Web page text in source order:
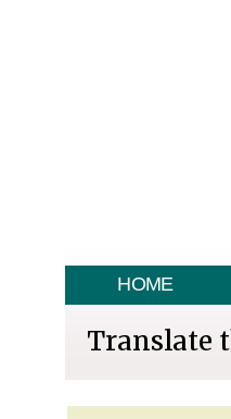
HOME
Translate